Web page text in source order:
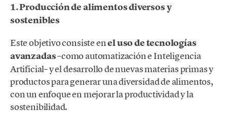
1. Producción de alimentos diversos y
sostenibles
Este objetivo consiste enel uso de tecnologías
avanzadas–como automatización e Inteligencia
Artificial– y el desarrollo de nuevas materias primas y
productos para generar una diversidad de alimentos,
con un enfoque en mejorar la productividad y la
sostenibilidad.